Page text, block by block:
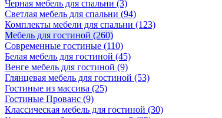
Черная мебель для спальни (3)
Светлая мебель для спальни (94)
Комплекты мебели для спальни (123)
Мебель для гостиной (260)
Современные гостиные (110)
Белая мебель для гостиной (45)
Венге мебель для гостиной (9)
Глянцевая мебель для гостиной (53)
Гостиные из массива (25)
Гостиные Прованс (9)
Классическая мебель для гостиной (30)